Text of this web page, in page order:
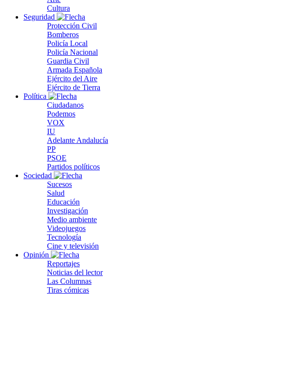
Cultura
Seguridad
Protección Civil
Bomberos
Policía Local
Policía Nacional
Guardia Civil
Armada Española
Ejército del Aire
Ejército de Tierra
Política
Ciudadanos
Podemos
VOX
IU
Adelante Andalucía
PP
PSOE
Partidos políticos
Sociedad
Sucesos
Salud
Educación
Investigación
Medio ambiente
Videojuegos
Tecnología
Cine y televisión
Opinión
Reportajes
Noticias del lector
Las Columnas
Tiras cómicas